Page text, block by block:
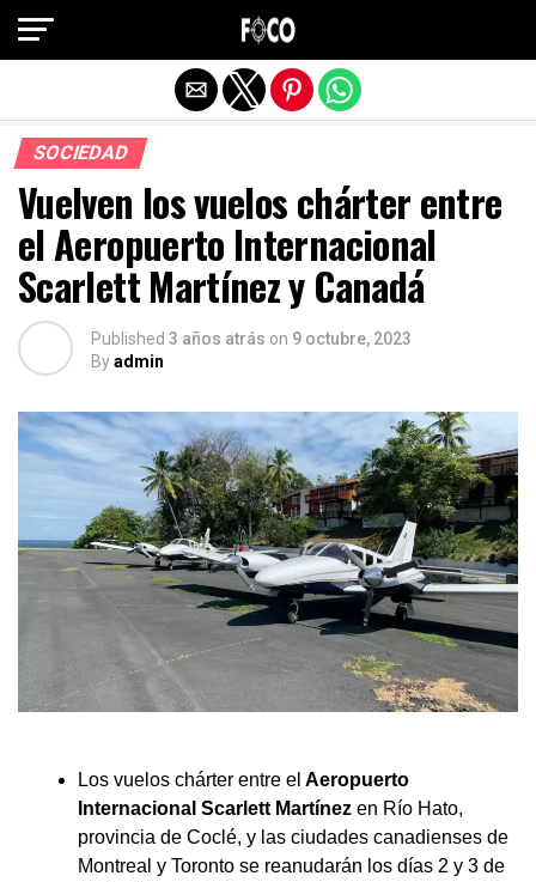
SOCIEDAD
Vuelven los vuelos chárter entre
el Aeropuerto Internacional
Scarlett Martínez y Canadá
Published 3 años atrás on 9 octubre, 2023
Byadmin
Los vuelos chárter entre el Aeropuerto
Internacional Scarlett Martínez en Río Hato,
provincia de Coclé, y las ciudades canadienses de
Montreal y Toronto se reanudarán los días 2 y 3 de
Salir de la versión móvil